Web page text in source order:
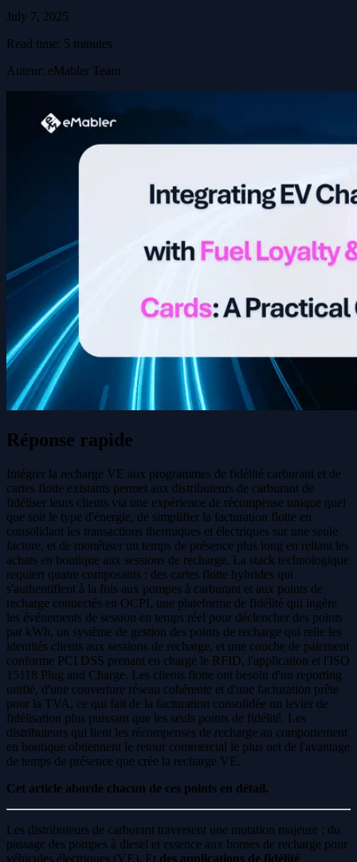
July 7, 2025
Read time: 5 minutes
Auteur: eMabler Team
Réponse rapide
Intégrer la recharge VE aux programmes de fidélité carburant et de
cartes flotte existants permet aux distributeurs de carburant de
fidéliser leurs clients via une expérience de récompense unique quel
que soit le type d'énergie, de simplifier la facturation flotte en
consolidant les transactions thermiques et électriques sur une seule
facture, et de monétiser un temps de présence plus long en reliant les
achats en boutique aux sessions de recharge. La stack technologique
requiert quatre composants : des cartes flotte hybrides qui
s'authentifient à la fois aux pompes à carburant et aux points de
recharge connectés en OCPI, une plateforme de fidélité qui ingère
les événements de session en temps réel pour déclencher des points
par kWh, un système de gestion des points de recharge qui relie les
identités clients aux sessions de recharge, et une couche de paiement
conforme PCI DSS prenant en charge le RFID, l'application et l'ISO
15118 Plug and Charge. Les clients flotte ont besoin d'un reporting
unifié, d'une couverture réseau cohérente et d'une facturation prête
pour la TVA, ce qui fait de la facturation consolidée un levier de
fidélisation plus puissant que les seuls points de fidélité. Les
distributeurs qui lient les récompenses de recharge au comportement
en boutique obtiennent le retour commercial le plus net de l'avantage
de temps de présence que crée la recharge VE.
Cet article aborde chacun de ces points en détail.
Les distributeurs de carburant traversent une mutation majeure : du
passage des pompes à diesel et essence aux bornes de recharge pour
véhicules électriques (VE). Et des applications de fidélité